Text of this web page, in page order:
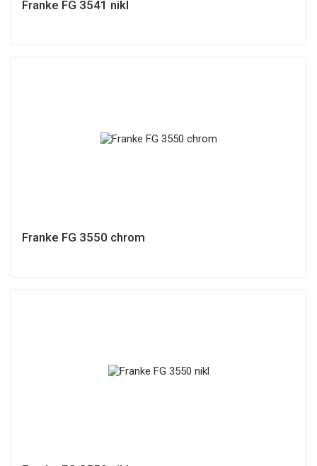
Franke FG 3541 nikl
Franke FG 3550 chrom